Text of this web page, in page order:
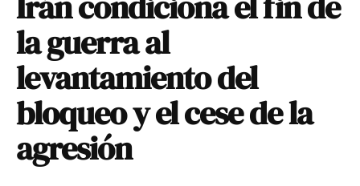
la guerra al
levantamiento del
bloqueo y el cese de la
agresión